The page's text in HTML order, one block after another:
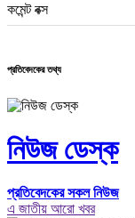
কমেন্ট বক্স
প্রতিবেদকের তথ্য
নিউজ ডেস্ক
প্রতিবেদকের সকল নিউজ
এ জাতীয় আরো খবর